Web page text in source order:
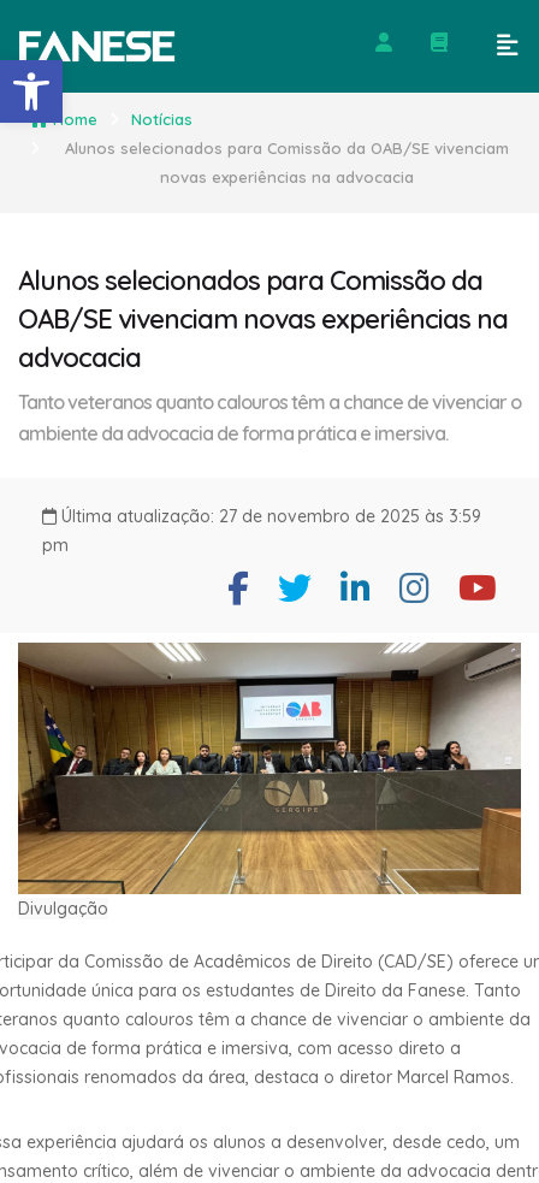
Barra de Ferramentas
Home
Notícias
Alunos selecionados para Comissão da OAB/SE vivenciam
novas experiências na advocacia
Alunos selecionados para Comissão da
OAB/SE vivenciam novas experiências na
advocacia
Tanto veteranos quanto calouros têm a chance de vivenciar o
ambiente da advocacia de forma prática e imersiva.
Última atualização: 27 de novembro de 2025 às 3:59
pm
Divulgação
da Comissão de Acadêmicos de Direito (CAD/SE) oferece
única para os estudantes de Direito da Fanese. Tanto
quanto calouros têm a chance de vivenciar o ambiente da
de forma prática e imersiva, com acesso direto a
renomados da área, destaca o diretor Marcel Ramos.
experiência ajudará os alunos a desenvolver, desde cedo, um
crítico, além de vivenciar o ambiente da advocacia